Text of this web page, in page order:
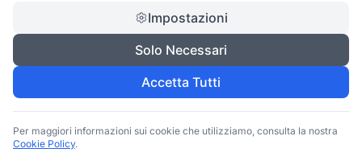
Impostazioni
Solo Necessari
Accetta Tutti
Per maggiori informazioni sui cookie che utilizziamo, consulta la nostra
Cookie Policy.